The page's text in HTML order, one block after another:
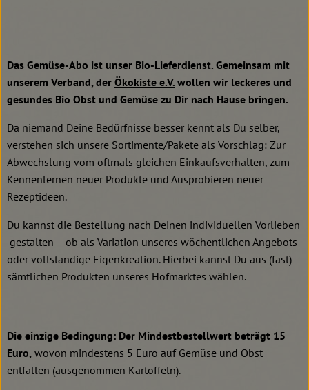
Getränke
Haushalt
Einkaufen
Über uns
Erleben
Das Gemüse-Abo ist unser Bio-Lieferdienst. Gemeinsam mit
unserem Verband, der Ökokiste e.V. wollen wir leckeres und
gesundes Bio Obst und Gemüse zu Dir nach Hause bringen.
Da niemand Deine Bedürfnisse besser kennt als Du selber,
verstehen sich unsere Sortimente/Pakete als Vorschlag: Zur
Abwechslung vom oftmals gleichen Einkaufsverhalten, zum
Kennenlernen neuer Produkte und Ausprobieren neuer
Rezeptideen.
Du kannst die Bestellung nach Deinen individuellen Vorlieben
gestalten – ob als Variation unseres wöchentlichen Angebots
oder vollständige Eigenkreation. Hierbei kannst Du aus (fast)
sämtlichen Produkten unseres Hofmarktes wählen.
Die einzige Bedingung: Der Mindestbestellwert beträgt 15
Euro, wovon mindestens 5 Euro auf Gemüse und Obst
entfallen (ausgenommen Kartoffeln).